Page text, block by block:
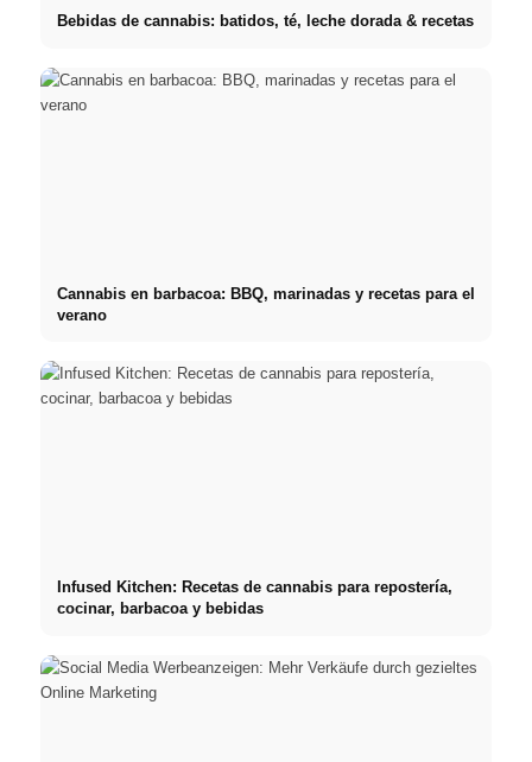
Bebidas de cannabis: batidos, té, leche dorada & recetas
Cannabis en barbacoa: BBQ, marinadas y recetas para el
verano
Infused Kitchen: Recetas de cannabis para repostería,
cocinar, barbacoa y bebidas